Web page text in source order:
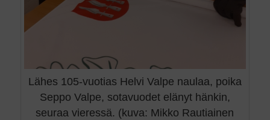
Lähes 105-vuotias Helvi Valpe naulaa, poika
Seppo Valpe, sotavuodet elänyt hänkin,
seuraa vieressä. (kuva: Mikko Rautiainen